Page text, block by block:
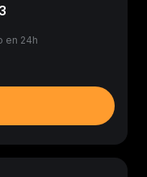
en 24h